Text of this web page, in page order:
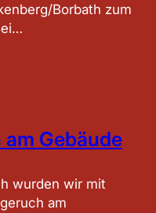
Borbath zum
am Gebäude
wurden wir mit
am